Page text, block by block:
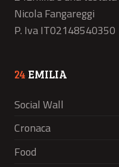
Nicola Fangareggi
P. Iva IT02148540350
24 EMILIA
Social Wall
Cronaca
Food